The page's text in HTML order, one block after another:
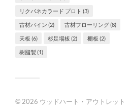
リクパネカラード プロト (3)
古材パイン (2) 古材フローリング(8)
天板 (6) 杉足場板 (2) 棚板 (2)
樹脂製(1)
© 2026 ウッドハート・アウトレット